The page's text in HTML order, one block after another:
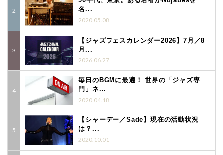
名...
2020.05.08
【ジャズフェスカレンダー2026】7月／8
月...
2026.06.27
毎日のBGMに最適！ 世界の「ジャズ専
門」ネ...
2020.04.18
【シャーデー／Sade】現在の活動状況
は？...
2020.10.01